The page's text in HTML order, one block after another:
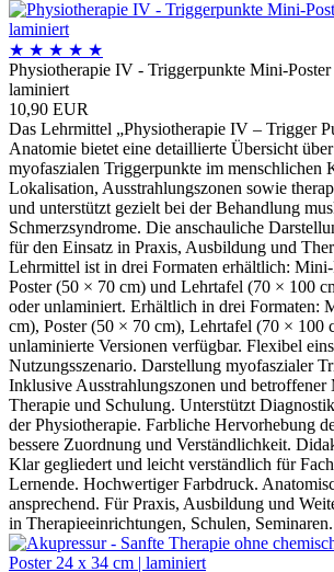
★ ★ ★ ★ ★
Physiotherapie IV - Triggerpunkte Mini-Poster
laminiert
10,90 EUR
Das Lehrmittel „Physiotherapie IV – Trigger
Anatomie bietet eine detaillierte Übersicht
myofaszialen Triggerpunkte im menschlichen
Lokalisation, Ausstrahlungszonen sowie
und unterstützt gezielt bei der Behandlung
Schmerzsyndrome. Die anschauliche
für den Einsatz in Praxis, Ausbildung und
Lehrmittel ist in drei Formaten erhältlich:
Poster (50 × 70 cm) und Lehrtafel (70 × 100
oder unlaminiert. Erhältlich in drei Formaten:
cm), Poster (50 × 70 cm), Lehrtafel (70 × 100
unlaminierte Versionen verfügbar. Flexibel
Nutzungsszenario. Darstellung myofaszialer
Inklusive Ausstrahlungszonen und
Therapie und Schulung. Unterstützt
der Physiotherapie. Farbliche Hervorhebung
bessere Zuordnung und Verständlichkeit.
Klar gegliedert und leicht verständlich für
Lernende. Hochwertiger Farbdruck.
ansprechend. Für Praxis, Ausbildung und
in Therapieeinrichtungen, Schulen, Seminaren.